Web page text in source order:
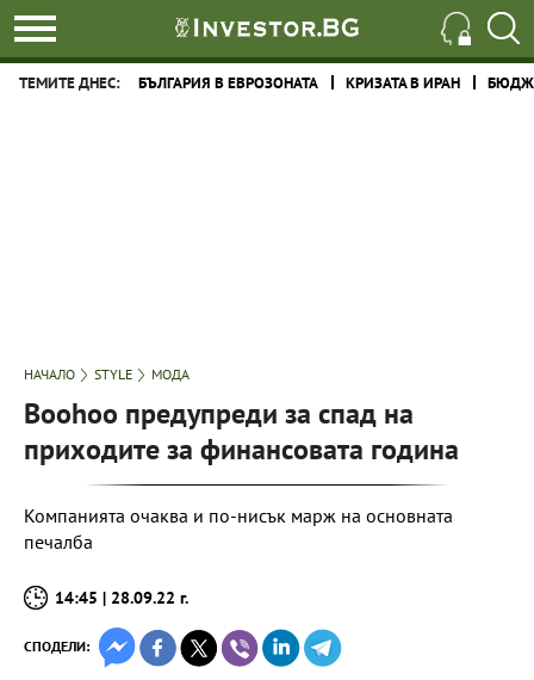
ТЕМИТЕ ДНЕС: БЪЛГАРИЯ В ЕВРОЗОНАТА КРИЗАТА В ИРАН
НАЧАЛО STYLE МОДА
Boohoo предупреди за спад на
приходите за финансовата година
Компанията очаква и по-нисък марж на основната
печалба
14:45 | 28.09.22 г.
СПОДЕЛИ: